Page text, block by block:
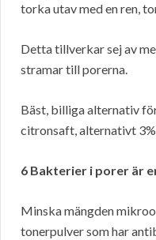
torka utav med en ren,
Detta tillverkar sej av
stramar till porerna.
Bäst, billiga alternativ
citronsaft, alternativt
6 Bakterier i porer är
Minska mängden
tonerpulver som har